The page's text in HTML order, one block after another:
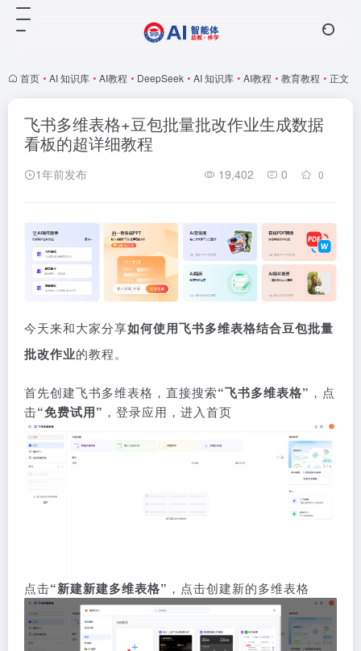
首页 • AI 知识库 • AI教程 • DeepSeek • AI 知识库 • AI教程 • 教育教程 • 正文
飞书多维表格+豆包批量批改作业生成数据
看板的超详细教程
1年前发布 19,402 0 0
今天来和大家分享如何使用飞书多维表格结合豆包批量
批改作业的教程。
首先创建飞书多维表格 ，直接搜索“飞书多维表格” ，点
击“免费试用” ，登录应用，进入首页
点击“新建新建多维表格” ，点击创建新的多维表格